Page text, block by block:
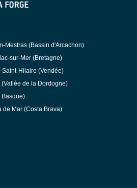
Mestras (Bassin d'Arcachon)
sur-Mer (Bretagne)
Hilaire (Vendée)
de la Dordogne)
Basque)
de Mar (Costa Brava)